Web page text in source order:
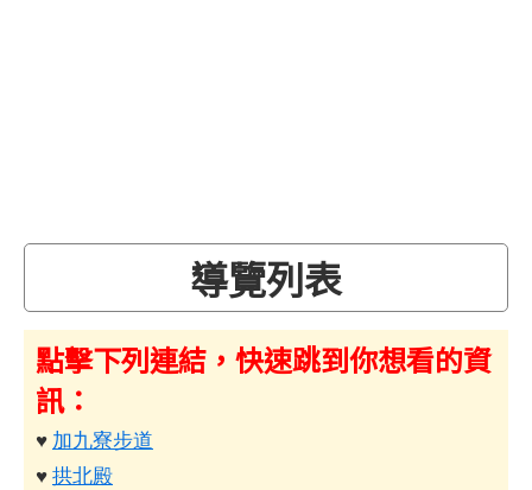
導覽列表
點擊下列連結，快速跳到你想看的資
訊：
♥ 加九寮步道
♥拱北殿